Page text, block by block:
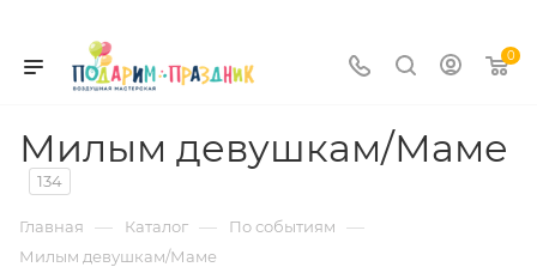
0
Милым девушкам/Маме
134
Главная — Каталог — По событиям —
Милым девушкам/Маме